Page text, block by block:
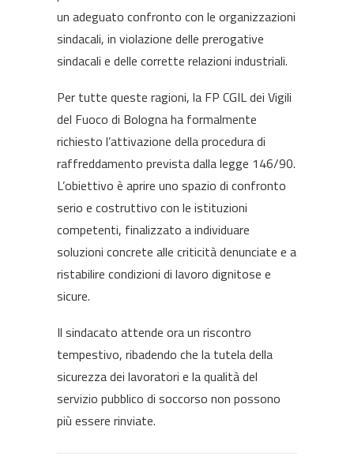
un adeguato confronto con le organizzazioni
sindacali, in violazione delle prerogative
sindacali e delle corrette relazioni industriali.
Per tutte queste ragioni, la FP CGIL dei Vigili
del Fuoco di Bologna ha formalmente
richiesto l’attivazione della procedura di
raffreddamento prevista dalla legge 146/90.
L’obiettivo è aprire uno spazio di confronto
serio e costruttivo con le istituzioni
competenti, finalizzato a individuare
soluzioni concrete alle criticità denunciate e a
ristabilire condizioni di lavoro dignitose e
sicure.
Il sindacato attende ora un riscontro
tempestivo, ribadendo che la tutela della
sicurezza dei lavoratori e la qualità del
servizio pubblico di soccorso non possono
più essere rinviate.